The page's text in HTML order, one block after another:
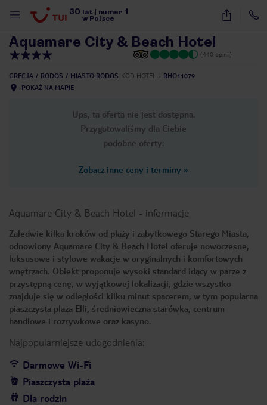
30 lat numer 1
w Polsce
14
Aquamare City & Beach Hotel
(440 opinii)
GRECJA RODOS MIASTO RODOS KOD HOTELU RHO11079
POKAŻ NA MAPIE
Ups, ta oferta nie jest dostępna.
Przygotowaliśmy dla Ciebie
podobne oferty:
Zobacz inne ceny i terminy »
Aquamare City & Beach Hotel - informacje
Zaledwie kilka kroków od plaży i zabytkowego Starego Miasta,
odnowiony Aquamare City & Beach Hotel oferuje nowoczesne,
luksusowe i stylowe wakacje w oryginalnych i komfortowych
wnętrzach. Obiekt proponuje wysoki standard idący w parze z
przystępną cenę, w wyjątkowej lokalizacji, gdzie wszystko
znajduje się w odległości kilku minut spacerem, w tym popularna
piaszczysta plaża Elli, średniowieczna starówka, centrum
handlowe i rozrywkowe oraz kasyno.
Najpopularniejsze udogodnienia:
Darmowe Wi-Fi
Piaszczysta plaża
Dla rodzin